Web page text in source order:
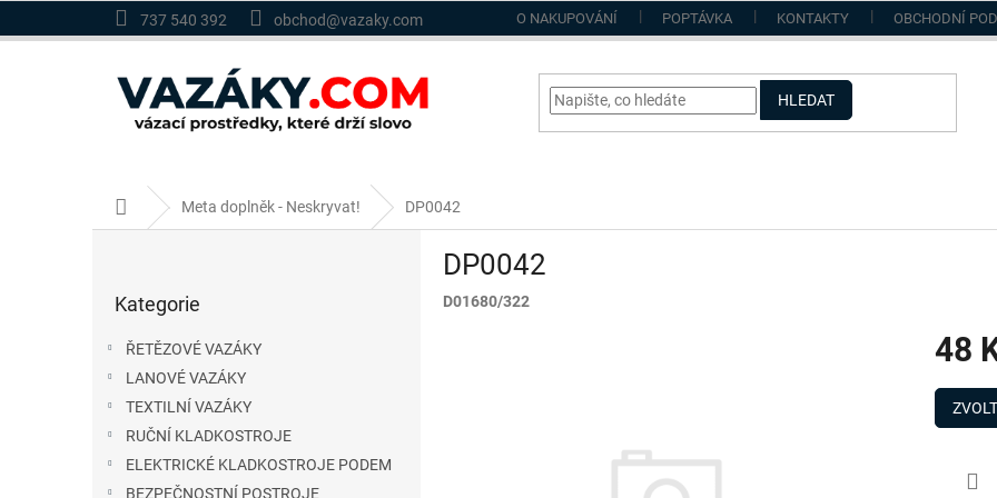
737 540 392 obchod@vazaky.com O NAKUPOVÁNÍ POPTÁVKA KONTAKTY OBCHODNÍ
HLEDAT
Domů Meta doplněk - Neskryvat! DP0042
kategorie
Kategorie
ŘETĚZOVÉ VAZÁKY
LANOVÉ VAZÁKY
TEXTILNÍ VAZÁKY
RUČNÍ KLADKOSTROJE
ELEKTRICKÉ KLADKOSTROJE PODEM
BEZPEČNOSTNÍ POSTROJE
DP0042
D01680/322
48
Měrná
cena: